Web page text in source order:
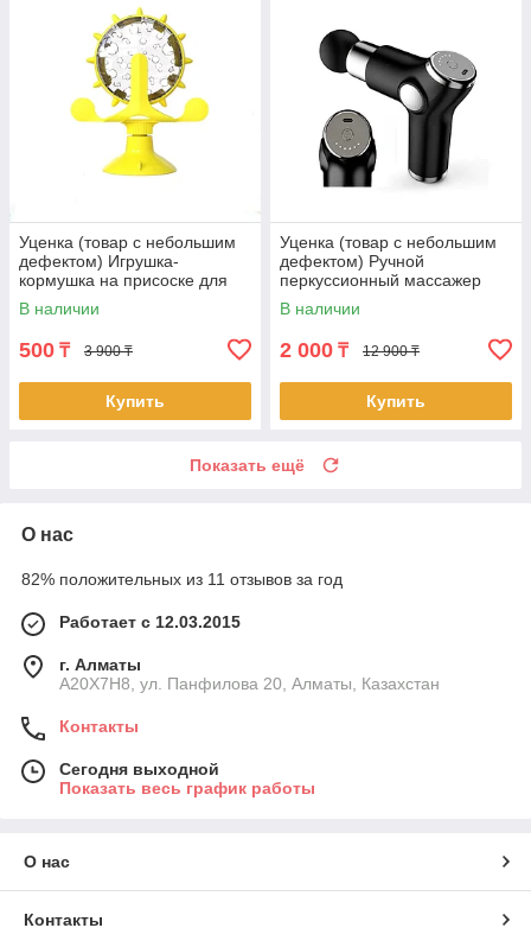
Уценка (товар с небольшим
дефектом) Игрушка-
кормушка на присоске для
кошек (4585/2)
В наличии
500 ₸ 3 900 ₸
Купить
Уценка (товар с небольшим
дефектом) Ручной
перкуссионный массажер
(ударный пистолет) для тела
(4726/5)
В наличии
2 000 ₸ 12 900 ₸
Купить
Показать ещё
О нас
82% положительных из 11 отзывов за год
Работает с 12.03.2015
г. Алматы
A20X7H8, ул. Панфилова 20, Алматы, Казахстан
Контакты
Сегодня выходной
Показать весь график работы
О нас
Контакты